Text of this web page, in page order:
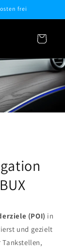
frei
Warenkorb
(POI) in
und gezielt